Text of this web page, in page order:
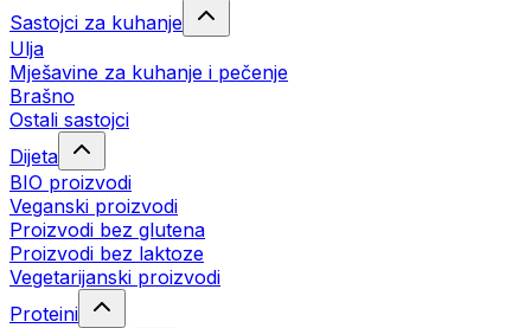
Sastojci za kuhanje
Ulja
Mješavine za kuhanje i pečenje
Brašno
Ostali sastojci
Dijeta
BIO proizvodi
Veganski proizvodi
Proizvodi bez glutena
Proizvodi bez laktoze
Vegetarijanski proizvodi
Proteini